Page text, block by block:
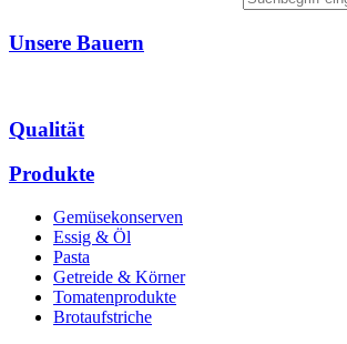
Unsere Bauern
Qualität
Produkte
Gemüsekonserven
Essig & Öl
Pasta
Getreide & Körner
Tomatenprodukte
Brotaufstriche